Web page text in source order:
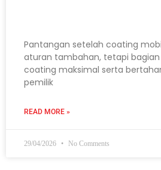
Pantangan setelah coating
aturan tambahan, tetapi
coating maksimal serta
pemilik
READ MORE »
29/04/2026 No Comments